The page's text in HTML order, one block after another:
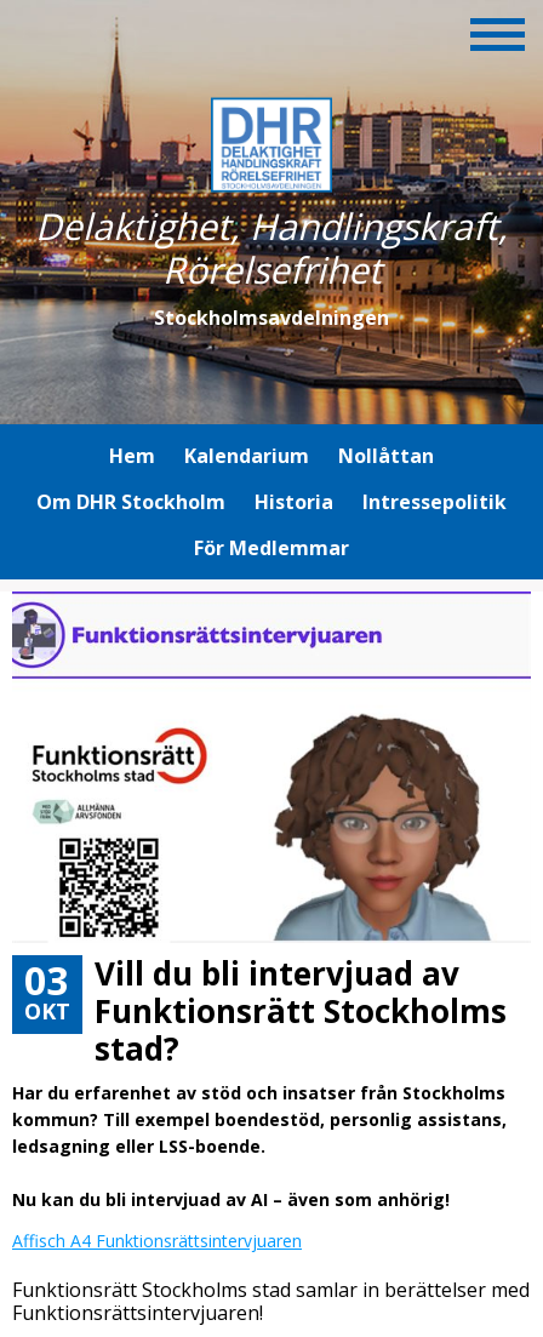
Delaktighet, Handlingskraft,
Rörelsefrihet
Stockholmsavdelningen
Hem Kalendarium
Nollåttan
Om DHR Stockholm
Historia
Intressepolitik
För Medlemmar
03
OKT
Vill du bli intervjuad av
Funktionsrätt Stockholms
stad?
Har du erfarenhet av stöd och insatser från Stockholms
kommun? Till exempel boendestöd, personlig assistans,
ledsagning eller LSS-boende.
Nu kan du bli intervjuad av AI – även som anhörig!
Affisch A4 Funktionsrättsintervjuaren
Funktionsrätt Stockholms stad samlar in berättelser med
Funktionsrättsintervjuaren!